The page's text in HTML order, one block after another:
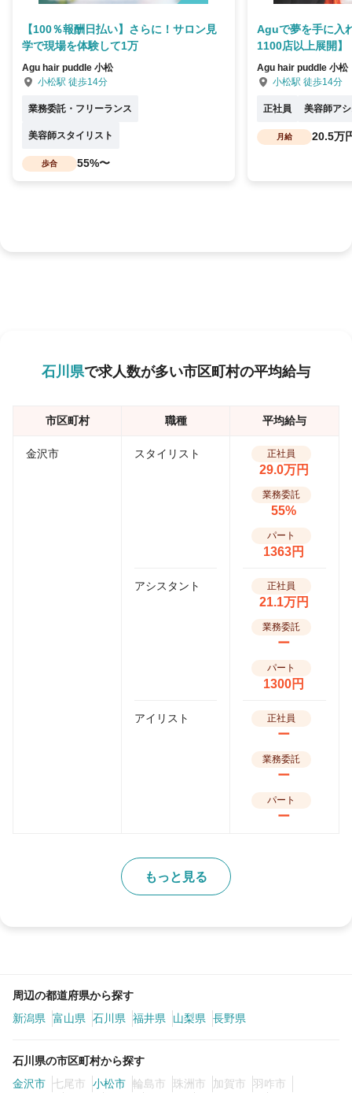
【100％報酬日払い】さらに！サロン見
学で現場を体験して1万
Agu hair puddle 小松
小松駅 徒歩14分
業務委託・フリーランス
美容師スタイリスト
歩合 55%〜
Aguで夢を手に入
1100店以上展開】
Agu hair puddle 小松
小松駅 徒歩14分
正社員 美容師ア
月給 20.5万
石川県で求人数が多い市区町村の平均給与
市区町村 職種 平均給与
金沢市 スタイリスト 正社員
29.0万円
業務委託
55%
パート
1363円
アシスタント 正社員
21.1万円
業務委託
ー
パート
1300円
アイリスト 正社員
ー
業務委託
ー
パート
ー
もっと見る
周辺の都道府県から探す
新潟県
富山県 石川県 福井県 山梨県 長野県
石川県の市区町村から探す
金沢市
七尾市 小松市 輪島市 珠洲市 加賀市
羽咋市